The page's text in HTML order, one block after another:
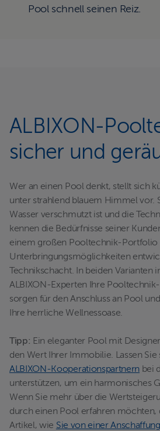
Pool schnell seinen Reiz.
ALBIXON-
sicher und
Wer an einen Pool denkt, stellt sich
unter strahlend blauem Himmel vor.
Wasser verschmutzt ist und die
kennen die Bedürfnisse seiner
einem großen Pooltechnik-Portfolio
Unterbringungsmöglichkeiten
Technikschacht. In beiden Varianten
ALBIXON-Experten Ihre
sorgen für den Anschluss an Pool
Ihre herrliche Wellnessoase.
Tipp: Ein eleganter Pool mit
den Wert Ihrer Immobilie. Lassen Sie
ALBIXON-Kooperationspartnern bei
unterstützen, um ein harmonisches
Wenn Sie mehr über die
durch einen Pool erfahren möchten,
Artikel, wie Sie von einer